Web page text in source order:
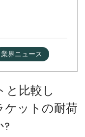
業界ニュース
と比較し
ケットの耐荷
?